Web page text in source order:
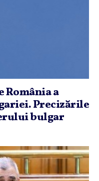
România a
Precizările
bulgar